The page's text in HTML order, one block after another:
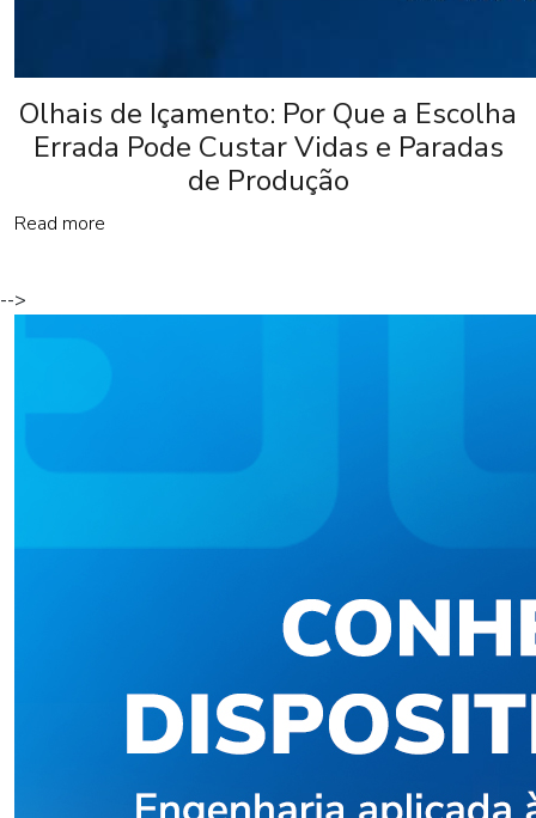
Olhais de Içamento: Por Que a Escolha
Errada Pode Custar Vidas e Paradas
de Produção
Read more
-->